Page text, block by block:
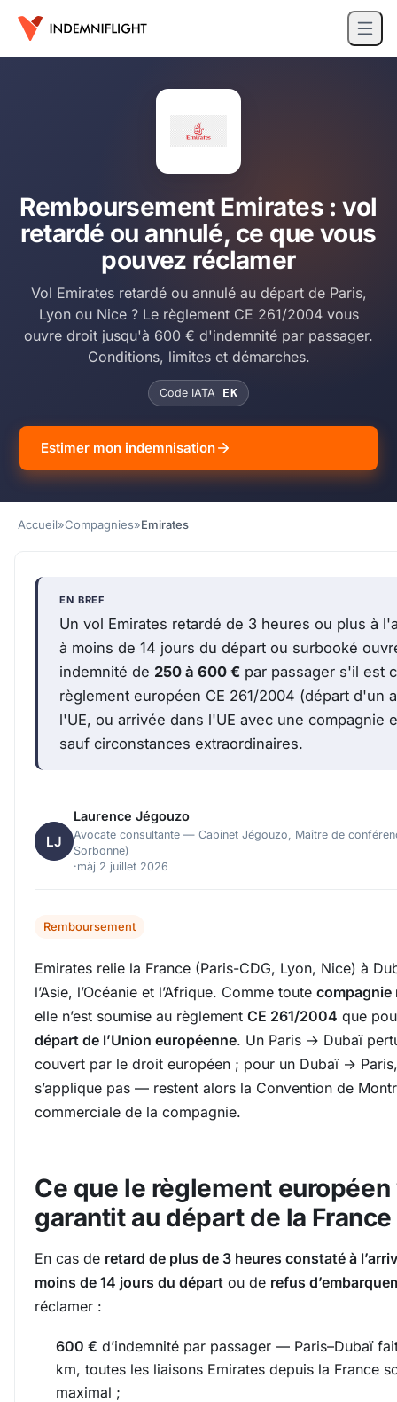
Remboursement Emirates : vol
retardé ou annulé, ce que vous
pouvez réclamer
Vol Emirates retardé ou annulé au départ de Paris,
Lyon ou Nice ? Le règlement CE 261/2004 vous
ouvre droit jusqu'à 600 € d'indemnité par passager.
Conditions, limites et démarches.
Code IATA EK
Estimer mon indemnisation
Accueil»Compagnies»Emirates
EN BREF
Un vol Emirates retardé de 3 heures ou plus à
à moins de 14 jours du départ ou surbooké
indemnité de 250 à 600 € par passager s'il est
règlement européen CE 261/2004 (départ d'un
l'UE, ou arrivée dans l'UE avec une compagnie
sauf circonstances extraordinaires.
Laurence Jégouzo
Avocate consultante — Cabinet Jégouzo, Maître de
Sorbonne)
·màj 2 juillet 2026
Remboursement
Emirates relie la France (Paris-CDG, Lyon, Nice) à
l’Asie, l’Océanie et l’Afrique. Comme toute compagnie
elle n’est soumise au règlement CE 261/2004 que
départ de l’Union européenne. Un Paris → Dubaï
couvert par le droit européen ; pour un Dubaï →
s’applique pas — restent alors la Convention de
commerciale de la compagnie.
Ce que le règlement européen
garantit au départ de la France
En cas de retard de plus de 3 heures constaté à
moins de 14 jours du départ ou de refus
réclamer :
600 € d’indemnité par passager — Paris–Dubaï
km, toutes les liaisons Emirates depuis la France
maximal ;